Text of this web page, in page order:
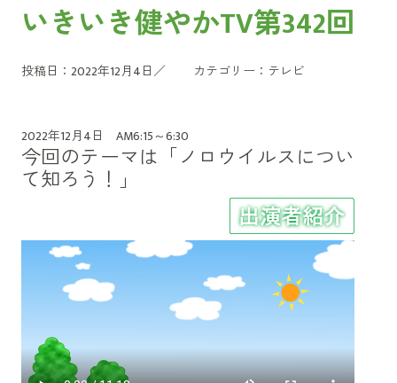
いきいき健やかTV第342回
投稿日：2022年12月4日／ カテゴリー： テレビ
2022年12月4日 AM6:15～6:30
今回のテーマは「ノロウイルスについ
て知ろう！」